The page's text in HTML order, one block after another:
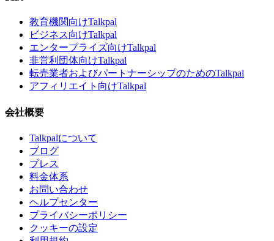
教育機関向けTalkpal
ビジネス向けTalkpal
エンタープライズ向けTalkpal
非営利団体向けTalkpal
転売業者およびパートナーシップのためのTalkpal
アフィリエイト向けTalkpal
会社概要
Talkpalについて
ブログ
プレス
料金体系
お問い合わせ
ヘルプセンター
プライバシーポリシー
クッキーの設定